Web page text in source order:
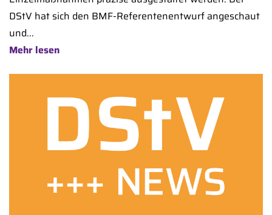
DStV hat sich den BMF-Referentenentwurf angeschaut
und...
Mehr lesen